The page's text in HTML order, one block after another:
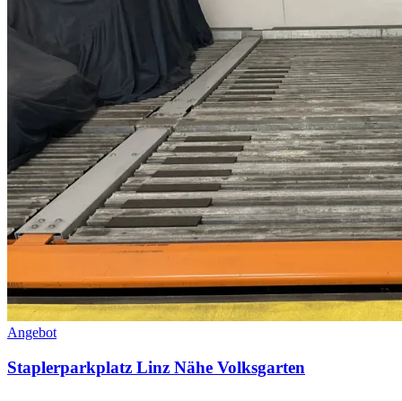
Angebot
Staplerparkplatz Linz Nähe Volksgarten